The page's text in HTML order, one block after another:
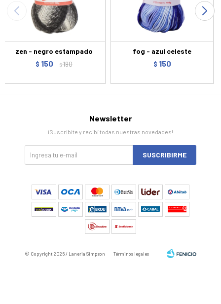
zen - negro estampado
$ 150 $190
fog - azul celeste
$ 150
Newsletter
¡Suscribite y recibí todas nuestras novedades!
SUSCRIBIRME
© Copyright 2026 / Laneria Simpson Términos legales